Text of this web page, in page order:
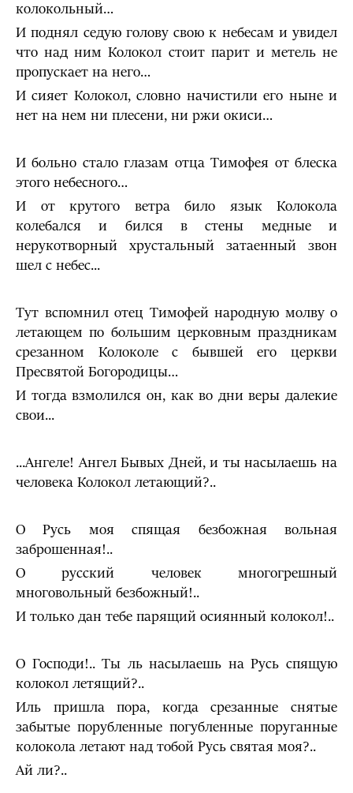
колокольный…
И поднял седую голову свою к небесам и увидел
что над ним Колокол стоит парит и метель не
пропускает на него…
И сияет Колокол, словно начистили его ныне и
нет на нем ни плесени, ни ржи окиси…
И больно стало глазам отца Тимофея от блеска
этого небесного…
И от крутого ветра било язык Колоко­ла
колебался и бился в стены медные и
нерукотворный хрусталь­ный затаенный звон
шел с небес...
Тут вспомнил отец Тимофей народную молву о
летающем по большим церковным праздникам
срезанном Колоколе с бывшей его церкви
Пресвятой Богородицы…
И тогда взмолился он, как во дни веры далекие
свои...
...Ангеле! Ангел Бывых Дней, и ты насылаешь на
чело­века Колокол летающий?..
О Русь моя спящая безбожная вольная
заброшенная!..
О русский человек многогрешный
многовольный безбожный!..
И только дан тебе парящий осиянный колокол!..
О Господи!.. Ты ль насылаешь на Русь спящую
колокол ле­тящий?..
Иль пришла пора, когда срезанные снятые
забытые поруб­ленные погубленные поруганные
колокола летают над тобой Русь святая моя?..
Ай ли?..